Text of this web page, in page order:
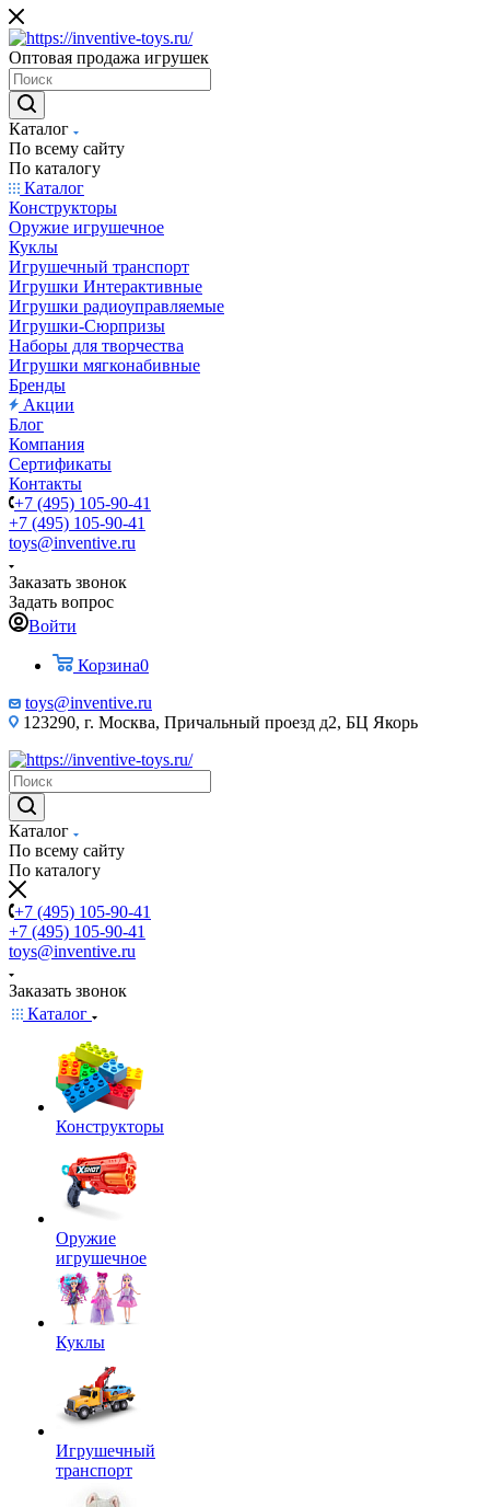
Оптовая продажа игрушек
Каталог
По всему сайту
По каталогу
Каталог
Конструкторы
Оружие игрушечное
Куклы
Игрушечный транспорт
Игрушки Интерактивные
Игрушки радиоуправляемые
Игрушки-Сюрпризы
Наборы для творчества
Игрушки мягконабивные
Бренды
Акции
Блог
Компания
Сертификаты
Контакты
+7 (495) 105-90-41
+7 (495) 105-90-41
toys@inventive.ru
Заказать звонок
Задать вопрос
Войти
Корзина0
toys@inventive.ru
123290, г. Москва, Причальный проезд д2, БЦ Якорь
Каталог
По всему сайту
По каталогу
+7 (495) 105-90-41
+7 (495) 105-90-41
toys@inventive.ru
Заказать звонок
Каталог
Конструкторы
Оружие
игрушечное
Куклы
Игрушечный
транспорт